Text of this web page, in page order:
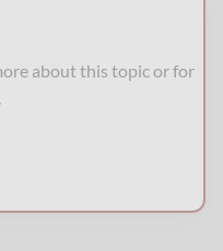
about this topic or for